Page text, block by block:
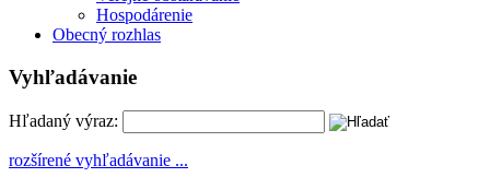
Hospodárenie
Obecný rozhlas
Vyhľadávanie
Hľadaný výraz:
rozšírené vyhľadávanie ...